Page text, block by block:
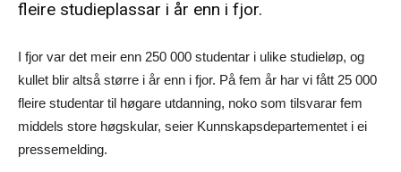
fleire studieplassar i år enn i fjor.
I fjor var det meir enn 250 000 studentar i ulike studieløp, og
kullet blir altså større i år enn i fjor. På fem år har vi fått 25 000
fleire studentar til høgare utdanning, noko som tilsvarar fem
middels store høgskular, seier Kunnskapsdepartementet i ei
pressemelding.